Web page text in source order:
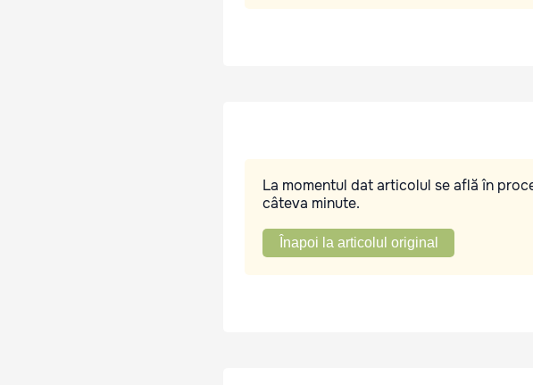
La momentul dat articolul se află în
câteva minute.
Înapoi la articolul original